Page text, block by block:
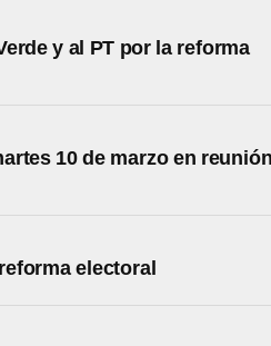
y al PT por la reforma
10 de marzo en
electoral